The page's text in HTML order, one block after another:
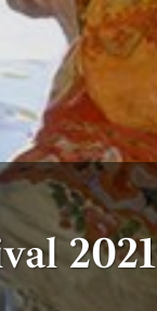
2021